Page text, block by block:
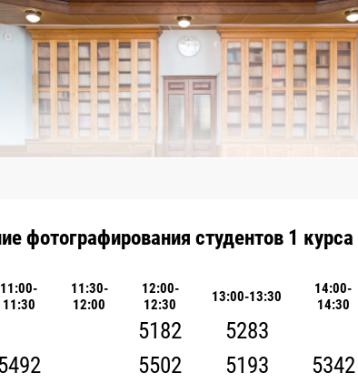
фотографирования студентов 1 курса
11:00-
11:30
11:30-
12:00
12:00-
12:30
13:00-13:30
14:00-
14:30
5182 5283
5502 5193 5342